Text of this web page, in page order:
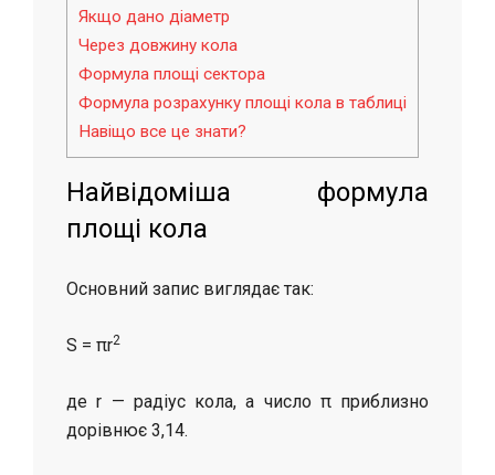
Якщо дано діаметр
Через довжину кола
Формула площі сектора
Формула розрахунку площі кола в таблиці
Навіщо все це знати?
Найвідоміша формула
площі кола
Основний запис виглядає так:
S = πr2
де r — радіус кола, а число π приблизно
дорівнює 3,14.